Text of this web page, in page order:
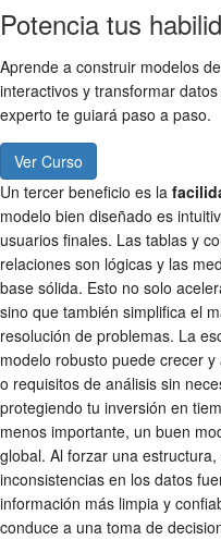
Potencia tus
Aprende a construir modelos
interactivos y transformar
experto te guiará paso a paso.
Ver Curso
Un tercer beneficio es la
modelo bien diseñado es
usuarios finales. Las tablas y
relaciones son lógicas y las
base sólida. Esto no solo
sino que también simplifica el
resolución de problemas. La
modelo robusto puede crecer
o requisitos de análisis sin
protegiendo tu inversión en
menos importante, un buen
global. Al forzar una
inconsistencias en los datos
información más limpia y
conduce a una toma de